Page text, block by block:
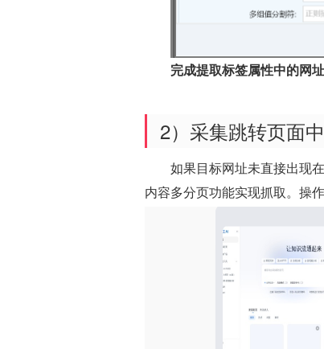
完成提取标签属性中的网
2）采集跳转页面
如果目标网址未直接出现
内容多分页功能实现抓取。操